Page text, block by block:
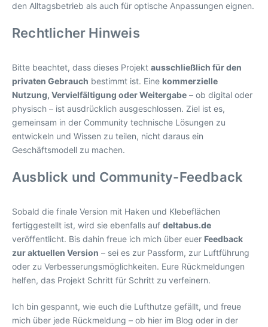
den Alltagsbetrieb als auch für optische Anpassungen eignen.
Rechtlicher Hinweis
Bitte beachtet, dass dieses Projekt ausschließlich für den
privaten Gebrauch bestimmt ist. Eine kommerzielle
Nutzung, Vervielfältigung oder Weitergabe – ob digital oder
physisch – ist ausdrücklich ausgeschlossen. Ziel ist es,
gemeinsam in der Community technische Lösungen zu
entwickeln und Wissen zu teilen, nicht daraus ein
Geschäftsmodell zu machen.
Ausblick und Community-Feedback
Sobald die finale Version mit Haken und Klebeflächen
fertiggestellt ist, wird sie ebenfalls auf deltabus.de
veröffentlicht. Bis dahin freue ich mich über euer Feedback
zur aktuellen Version – sei es zur Passform, zur Luftführung
oder zu Verbesserungsmöglichkeiten. Eure Rückmeldungen
helfen, das Projekt Schritt für Schritt zu verfeinern.
Ich bin gespannt, wie euch die Lufthutze gefällt, und freue
mich über jede Rückmeldung – ob hier im Blog oder in der